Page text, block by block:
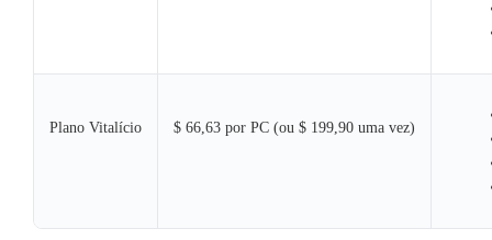
Plano Vitalício $ 66,63 por PC (ou $ 199,90 uma vez)